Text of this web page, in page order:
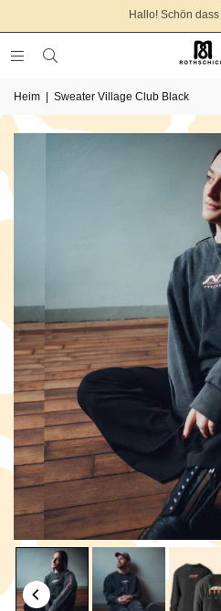
Hallo! Schön
Heim Sweater Village Club Black